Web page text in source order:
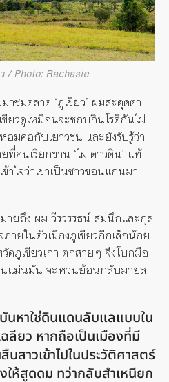
/ Photo: Rachasie
ชมตลาด ‘ภูเขียว’ ผมสะดุดตา
ยวดูเหมือนจะชอบกินโรตีกันไม่
คอกับเยาวชน และยังรับรู้ว่า
คนเรียกขาน ‘ไผ่ ดาวดิน’ แท้
าใจว่าเขาเป็นชาวขอนแก่นมา
ายถึง ผม วีรวรรธน์ สมนึกและกุล
ภายในตัวเมืองภูเขียวอีกเล็กน้อย
ดภูเขียวเก่า ตกสายๆ จึงโบกมือ
แม่นมั่น จะหวนย้อนกลับมายล
บันหาใช่ดินแดนลับแลแบบใน
ลียว หากถือเป็นเมืองที่มี
บสาวเข้าไปในประวัติศาสตร์
ห้สูดดม ทว่ากลับสำเหนียก